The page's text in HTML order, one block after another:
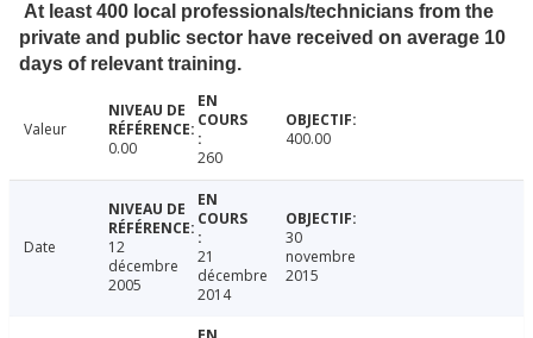
At least 400 local professionals/technicians from the
private and public sector have received on average 10
days of relevant training.
Valeur
0.00
260
400.00
Date
12
décembre
2005
21
décembre
2014
30
novembre
2015